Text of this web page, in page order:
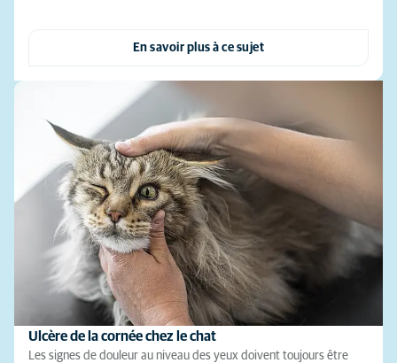
En savoir plus à ce sujet
Ulcère de la cornée chez le chat
Les signes de douleur au niveau des yeux doivent toujours être